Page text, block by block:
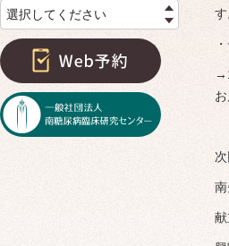
選択してください